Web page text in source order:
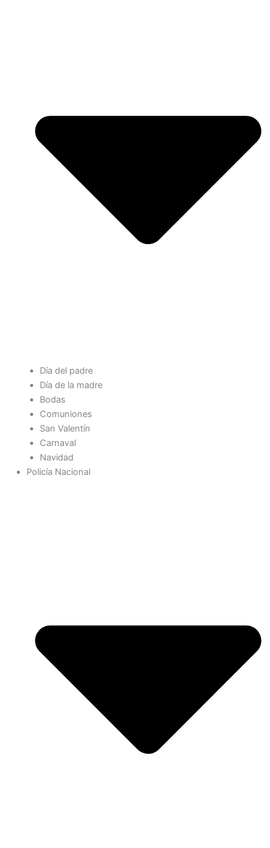
Día del padre
Día de la madre
Bodas
Comuniones
San Valentín
Carnaval
Navidad
Policía Nacional